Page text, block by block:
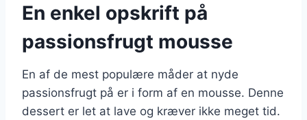
En enkel opskrift på
passionsfrugt mousse
En af de mest populære måder at nyde
passionsfrugt på er i form af en mousse. Denne
dessert er let at lave og kræver ikke meget tid.